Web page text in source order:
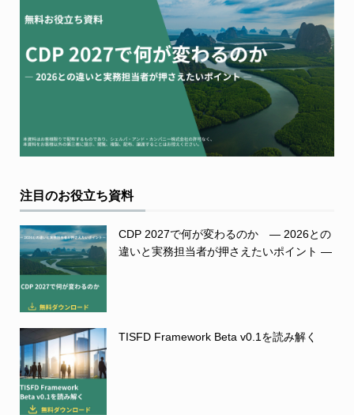
注目のお役立ち資料
CDP 2027で何が変わるのか ― 2026との
違いと実務担当者が押さえたいポイント ―
TISFD Framework Beta v0.1を読み解く